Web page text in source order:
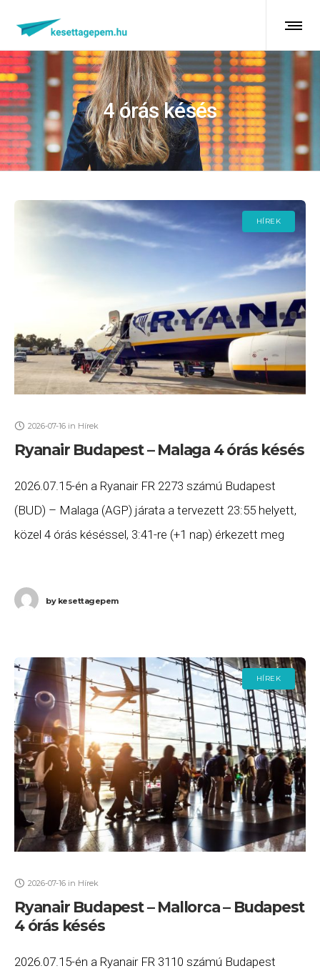
4 órás késés
HÍREK
2026-07-16 in Hírek
Ryanair Budapest – Malaga 4 órás késés
2026.07.15-én a Ryanair FR 2273 számú Budapest
(BUD) – Malaga (AGP) járata a tervezett 23:55 helyett,
közel 4 órás késéssel, 3:41-re (+1 nap) érkezett meg
bykesettagepem
HÍREK
2026-07-16 in Hírek
Ryanair Budapest – Mallorca – Budapest
4 órás késés
2026.07.15-én a Ryanair FR 3110 számú Budapest